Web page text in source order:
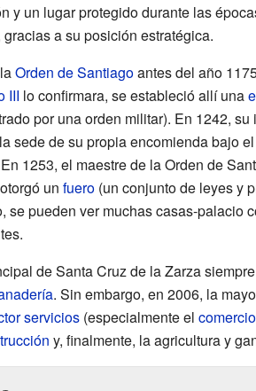
y un lugar protegido durante las
gracias a su posición estratégica.
Orden de Santiagoantes del año
III lo confirmara, se estableció allí una
por una orden militar). En 1242,
sede de su propia encomienda bajo
1253, el maestre de la Orden de
un fuero(un conjunto de leyes y
se pueden ver muchas casas-palacio
de Santa Cruz de la Zarza
. Sin embargo, en 2006, la
servicios(especialmente el comercio
y, finalmente, la agricultura y